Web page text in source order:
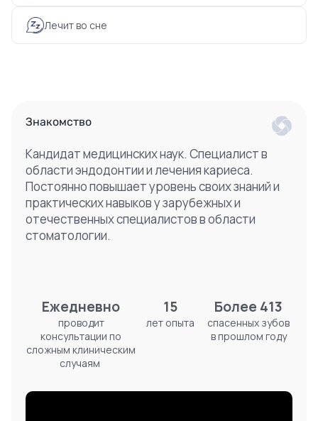
Лечит во сне
Знакомство
Кандидат медицинских наук. Специалист в
области эндодонтии и лечения кариеса.
Постоянно повышает уровень своих знаний и
практических навыков у зарубежных и
отечественных специалистов в области
стоматологии.
Ежедневно 15 Более 413
проводит
консультации по
сложным клиническим
случаям
лет опыта
спасенных зубов
в прошлом году